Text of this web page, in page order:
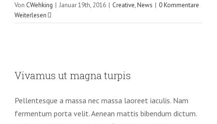
Von CWehking | Januar 19th, 2016 | Creative,News | 0 Kommentare
Weiterlesen
Design Web Design
Vivamus ut magna turpis
Pellentesque a massa nec massa laoreet iaculis. Nam
fermentum porta velit. Aenean mattis bibendum dictum.